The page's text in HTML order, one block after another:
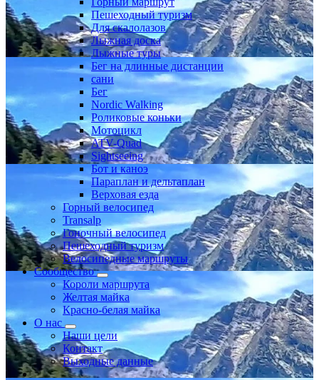
Пешеходный туризм
Для скалолазов
Лыжная доска
Лыжные туры
Бег на длинные дистанции
сани
Бег
Nordic Walking
Роликовые коньки
Мотоцикл
ATV-Quad
Sightseeing
Бот и каноэ
Параплан и дельтаплан
Верховая езда
Горный велосипед
Transalp
Гоночный велосипед
Пешеходный туризм
Велосипедные маршруты
Сообщество
Короли маршрута
Желтая майка
Красно-белая майка
О нас
Наши цели
Контакт
Выходные данные